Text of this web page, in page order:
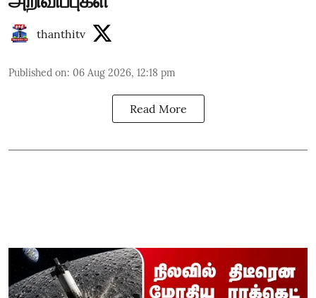
thanthitv
Published on: 06 Aug 2026, 12:18 pm
Read More